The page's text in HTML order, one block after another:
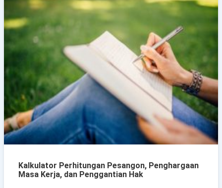
Kalkulator Perhitungan Pesangon, Penghargaan
Masa Kerja, dan Penggantian Hak